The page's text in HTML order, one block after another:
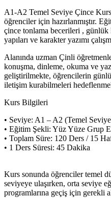
A1-A2 Temel Seviye Çince
öğrenciler için hazırlanmıştır.
çince tonlama becerileri , günlük
yapıları ve karakter yazımı
Alanında uzman Çinli
konuşma, dinleme, okuma ve
geliştirilmekte, öğrencilerin
iletişim kurabilmeleri
Kurs Bilgileri
• Seviye: A1 – A2 (Temel
• Eğitim Şekli: Yüz Yüze Grup
• Toplam Süre: 120 Ders / 15
• 1 Ders Süresi: 45 Dakika
Kurs sonunda öğrenciler temel
seviyeye ulaşırken, orta seviye
programlarına geçiş için gerekli